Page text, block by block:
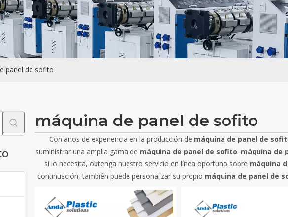
panel de sofito
máquina de panel de sofito
Con años de experiencia en la producción de máquina de panel de
suministrar una amplia gama de máquina de panel de sofito. máquina de
si lo necesita, obtenga nuestro servicio en línea oportuno sobre máquina
continuación, también puede personalizar su propio máquina de panel de